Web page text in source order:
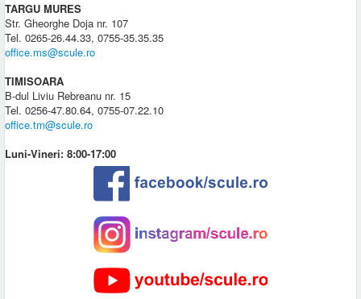
TARGU MURES
Str. Gheorghe Doja nr. 107
Tel. 0265-26.44.33, 0755-35.35.35
office.ms@scule.ro
TIMISOARA
B-dul Liviu Rebreanu nr. 15
Tel. 0256-47.80.64, 0755-07.22.10
office.tm@scule.ro
Luni-Vineri: 8:00-17:00